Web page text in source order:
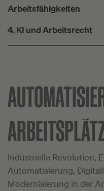
Arbeitsfähigkeiten
4. KI und Arbeitsrecht
Industrielle Revolution,
Automatisierung,
Modernisierung in der